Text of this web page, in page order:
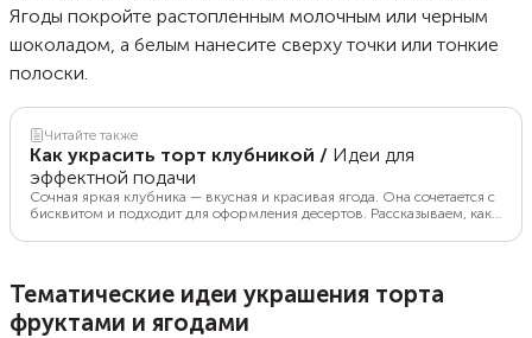
Ягоды покройте растопленным молочным или черным
шоколадом, а белым нанесите сверху точки или тонкие
полоски.
Читайте также
Как украсить торт клубникой / Идеи для
эффектной подачи
Сочная яркая клубника — вкусная и красивая ягода. Она сочетается с
бисквитом и подходит для оформления десертов. Рассказываем, как
подготовке.
Тематические идеи украшения торта
фруктами и ягодами